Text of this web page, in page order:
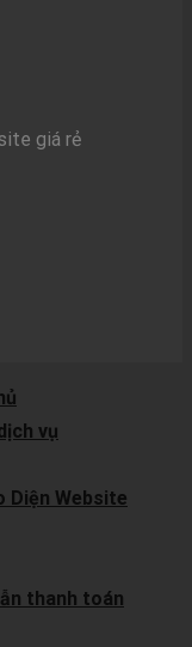
giá rẻ
vụ
Diện Website
thanh toán